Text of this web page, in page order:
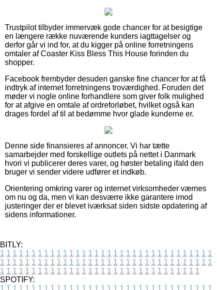
Trustpilot tilbyder immervæk gode chancer for at besigtige
en længere række nuværende kunders iagttagelser og
derfor går vi ind for, at du kigger på online forretningens
omtaler af Coaster Kiss Bless This House forinden du
shopper.
Facebook frembyder desuden ganske fine chancer for at få
indtryk af internet forretningens troværdighed. Foruden det
møder vi nogle online forhandlere som giver folk mulighed
for at afgive en omtale af ordreforløbet, hvilket også kan
drages fordel af til at bedømme hvor glade kunderne er.
Denne side finansieres af annoncer. Vi har tætte
samarbejder med forskellige outlets på nettet i Danmark
hvori vi publicerer deres varer, og høster betaling ifald den
bruger vi sender videre udfører et indkøb.
Orientering omkring varer og internet virksomheder værnes
om nu og da, men vi kan desværre ikke garantere imod
justeringer der er blevet iværksat siden sidste opdatering af
sidens informationer.
BITLY:
1 1 1 1 1 1 1 1 1 1 1 1 1 1 1 1 1 1 1 1 1 1 1 1 1 1 1 1 1 1 1 1 1 1
1 1 1 1 1 1 1 1 1 1 1 1 1 1 1 1 1 1 1 1 1 1 1 1 1 1 1 1 1 1 1 1 1 1
1 1 1 1 1 1 1 1 1 1 1 1 1 1 1 1 1 1 1 1 1 1 1 1 1 1 1 1 1 1 1 1
SPOTIFY:
1 1 1 1 1 1 1 1 1 1 1 1 1 1 1 1 1 1 1 1 1 1 1 1 1 1 1 1 1 1 1 1 1 1